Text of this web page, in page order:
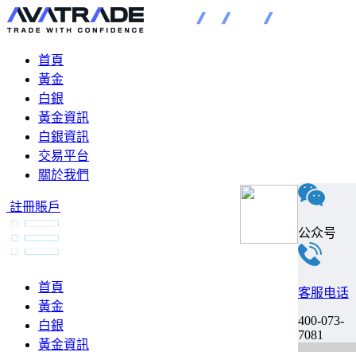
首頁
黃金
白銀
黃金資訊
白銀資訊
交易平台
關於我們
註冊賬戶
首頁
黃金
白銀
黃金資訊
公众号
客服电话
400-073-
7081